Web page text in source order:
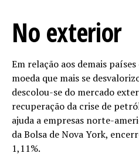
No exterior
Em relação aos demais
moeda que mais se
descolou-se do mercado
recuperação da crise de
ajuda a empresas norte-
da Bolsa de Nova York,
1,11%.